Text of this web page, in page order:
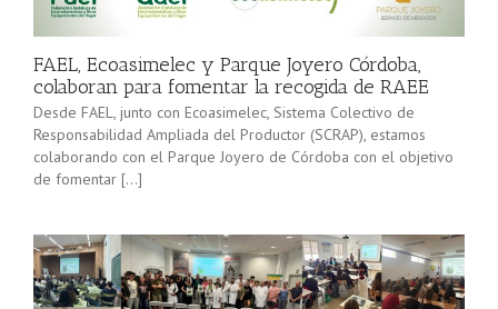
minorista”
(convocatoria
2025), pone
en marcha a
Sevilla junto
[…]
FAEL, Ecoasimelec y Parque Joyero Córdoba,
colaboran para fomentar la recogida de RAEE
Desde FAEL, junto con Ecoasimelec, Sistema Colectivo de
Responsabilidad Ampliada del Productor (SCRAP), estamos
colaborando con el Parque Joyero de Córdoba con el objetivo
de fomentar […]